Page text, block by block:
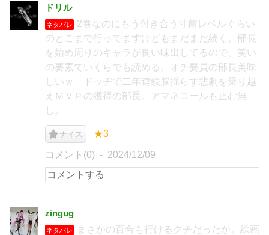
ドリル
ネタバレ
2巻なのにもう付き合う寸前レベルぐらい
のとこまで行ってますけどもまだまだ続く。部長
を始め周りのキャラが良い味出してるので、笑い
の要素でいくらでも読める。オチ要員の部長美味
しいｗ ドッヂで二年連続脳揺らす悲劇を乗り越
えＭＶＰの獲得の部長。アマネコールも止む無
し。
ナイス ★3
コメント(0) 2024/12/09
zingug
ネタバレ
まさかの百合も行けるクチだったか。絵画